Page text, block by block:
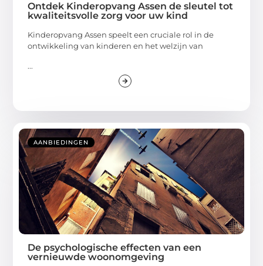
Ontdek Kinderopvang Assen de sleutel tot
kwaliteitsvolle zorg voor uw kind
Kinderopvang Assen speelt een cruciale rol in de
ontwikkeling van kinderen en het welzijn van
...
AANBIEDINGEN
De psychologische effecten van een
vernieuwde woonomgeving